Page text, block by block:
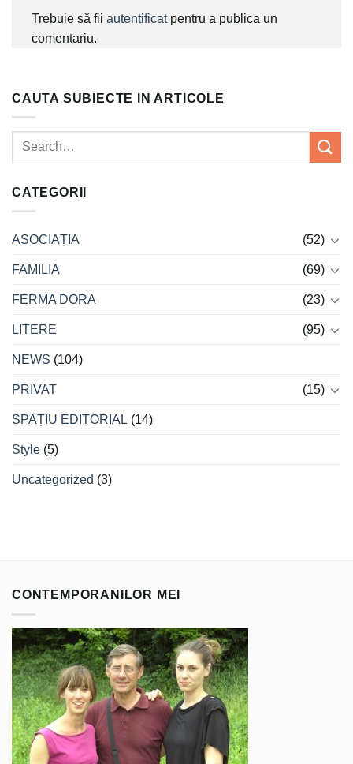
Trebuie să fii autentificatpentru a publica un
comentariu.
CAUTA SUBIECTE IN ARTICOLE
CATEGORII
ASOCIAȚIA (52)
FAMILIA (69)
FERMA DORA (23)
LITERE (95)
NEWS (104)
PRIVAT (15)
SPAȚIU EDITORIAL (14)
Style (5)
Uncategorized (3)
CONTEMPORANILOR MEI